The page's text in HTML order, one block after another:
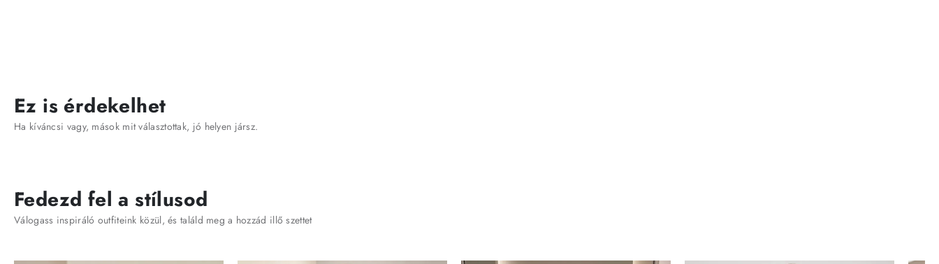
Ez is érdekelhet
Ha kíváncsi vagy, mások mit választottak, jó helyen jársz.
Fedezd fel a stílusod
Válogass inspiráló outfiteink közül, és találd meg a hozzád illő szettet